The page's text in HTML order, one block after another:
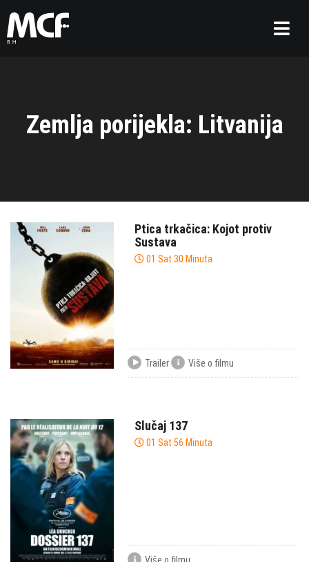
Zemlja porijekla: Litvanija
Ptica trkačica: Kojot protiv
Sustava
01 Sat 30 Minuta
Trailer Više o filmu
Slučaj 137
01 Sat 56 Minuta